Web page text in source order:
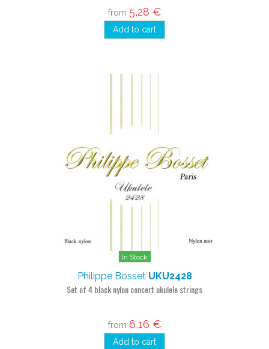
from 5,28 €
Add to cart
In Stock
Philippe Bosset UKU2428
Set of 4 black nylon concert ukulele strings
from 6,16 €
Add to cart